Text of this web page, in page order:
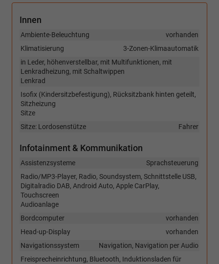
Innen
vorhanden
Ambiente-Beleuchtung
3-Zonen-Klimaautomatik
Klimatisierung
in Leder, höhenverstellbar, mit Multifunktionen, mit
Lenkradheizung, mit Schaltwippen
Lenkrad
Isofix (Kindersitzbefestigung), Rücksitzbank hinten geteilt,
Sitzheizung
Sitze
Fahrer
Sitze: Lordosenstütze
Infotainment & Kommunikation
Sprachsteuerung
Assistenzsysteme
Radio/MP3-Player, Radio, Soundsystem, Schnittstelle USB,
Digitalradio DAB, Android Auto, Apple CarPlay,
Touchscreen
Audioanlage
vorhanden
Bordcomputer
vorhanden
Head-up-Display
Navigation, Navigation per Audio
Navigationssystem
Freisprecheinrichtung, Bluetooth, Induktionsladen für